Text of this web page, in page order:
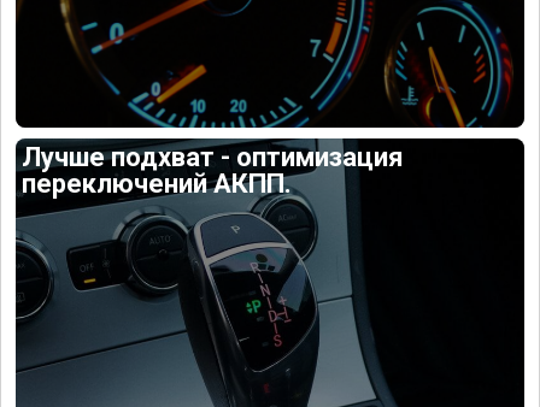
Лучше подхват - оптимизация
переключений АКПП.